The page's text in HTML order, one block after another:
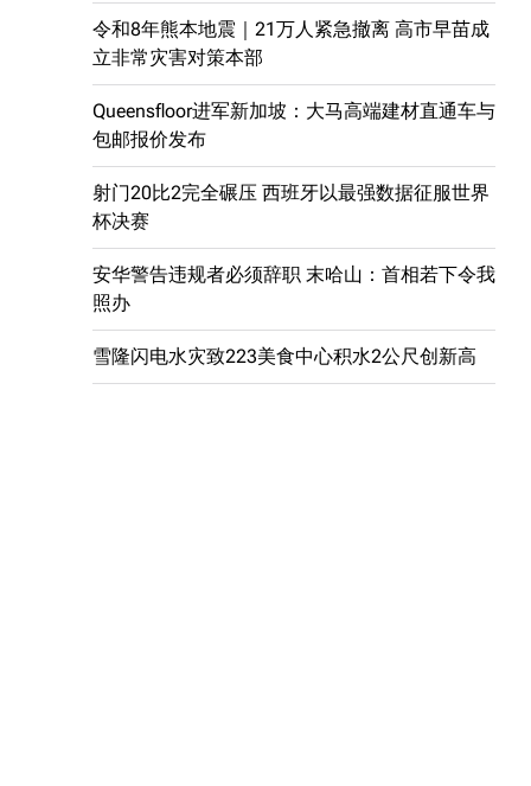
令和8年熊本地震｜21万人紧急撤离 高市早苗成
立非常灾害对策本部
Queensfloor进军新加坡：大马高端建材直通车与
包邮报价发布
射门20比2完全碾压 西班牙以最强数据征服世界
杯决赛
安华警告违规者必须辞职 末哈山：首相若下令我
照办
雪隆闪电水灾致223美食中心积水2公尺创新高